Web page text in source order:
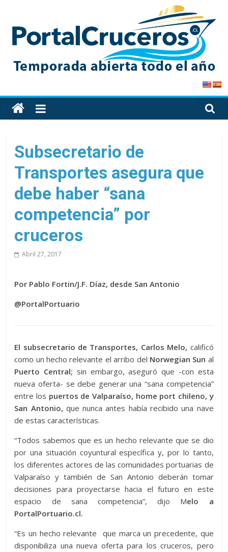
content
PortalCruceros
Toda
la
de
cruceros
en
solo
Subsecretario de
Transportes asegura que
debe haber “sana
competencia” por
cruceros
Abril 27, 2017
Por Pablo Fortin/J.F. Díaz, desde San Antonio
@PortalPortuario
El subsecretario de Transportes, Carlos Melo, calificó
como un hecho relevante el arribo del Norwegian Sun al
Puerto Central; sin embargo, aseguró que -con esta
nueva oferta- se debe generar una “sana competencia”
entre los puertos de Valparaíso, home port chileno, y
San Antonio, que nunca antes había recibido una nave
de estas características.
“Todos sabemos que es un hecho relevante que se dio
por una situación coyuntural específica y, por lo tanto,
los diferentes actores de las comunidades portuarias de
Valparaíso y también de San Antonio deberán tomar
decisiones para proyectarse hacia el futuro en este
espacio de sana competencia”, dijo Melo a
PortalPortuario.cl.
“Es un hecho relevante que marca un precedente, que
disponibiliza una nueva oferta para los cruceros, pero